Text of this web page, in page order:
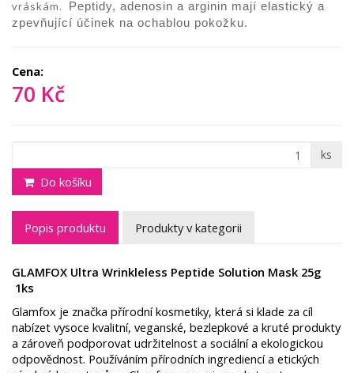
vráskám. Peptidy, adenosin a arginin mají elastický a
zpevňující účinek na ochablou pokožku.
Cena:
70 Kč
ks
Do košíku
Popis produktu Produkty v kategorii
GLAMFOX Ultra Wrinkleless Peptide Solution Mask 25g
1ks
Glamfox je značka přírodní kosmetiky, která si klade za cíl
nabízet vysoce kvalitní, veganské, bezlepkové a kruté produkty
a zároveň podporovat udržitelnost a sociální a ekologickou
odpovědnost. Používáním přírodních ingrediencí a etických